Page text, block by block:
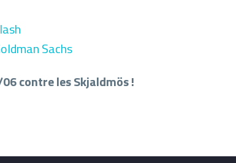
Sachs
contre les Skjaldmös !